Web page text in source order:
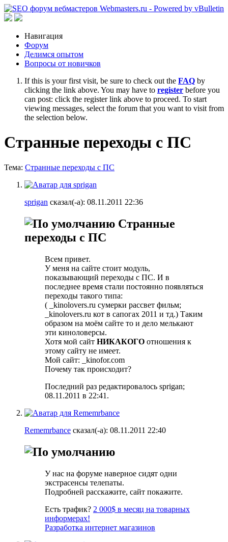
Навигация
Форум
Делимся опытом
Вопросы от новичков
If this is your first visit, be sure to check out the FAQ by
clicking the link above. You may have to register before you
can post: click the register link above to proceed. To start
viewing messages, select the forum that you want to visit from
the selection below.
Странные переходы с ПС
Тема: Странные переходы с ПС
sprigan сказал(-а): 08.11.2011 22:36
Странные
переходы с ПС
Всем привет.
У меня на сайте стоит модуль,
показывающий переходы с ПС. И в
последнее время стали постоянно появляться
переходы такого типа:
( _kinolovers.ru сумерки рассвет фильм;
_kinolovers.ru кот в сапогах 2011 и тд.) Таким
образом на моём сайте то и дело мелькают
эти киноловерсы.
Хотя мой сайт НИКАКОГО отношения к
этому сайту не имеет.
Мой сайт: _kinofor.com
Почему так происходит?
Последний раз редактировалось sprigan;
08.11.2011 в 22:41 .
Rememrbance сказал(-а): 08.11.2011 22:40
У нас на форуме наверное сидят одни
экстрасенсы телепаты.
Подробней расскажите, сайт покажите.
Есть трафик? 2 000$ в месяц на товарных
информерах!
Разработка интернет магазинов